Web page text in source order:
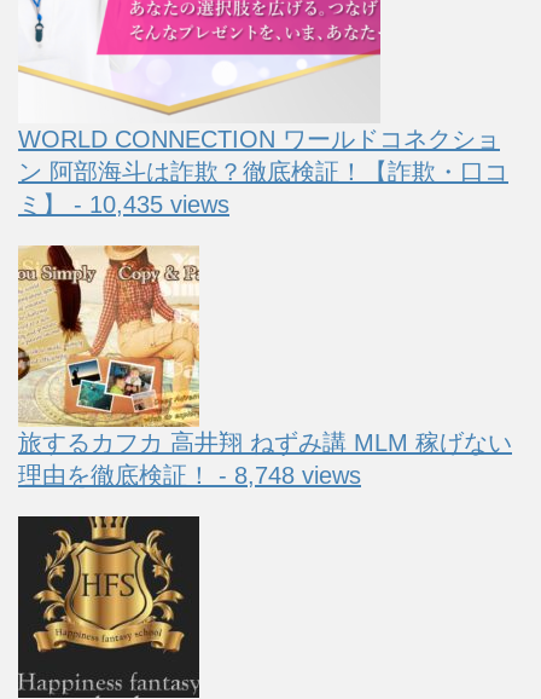
WORLD CONNECTION ワールドコネクショ
ン 阿部海斗は詐欺？徹底検証！【詐欺・口コ
ミ】 - 10,435 views
旅するカフカ 高井翔 ねずみ講 MLM 稼げない
理由を徹底検証！ - 8,748 views